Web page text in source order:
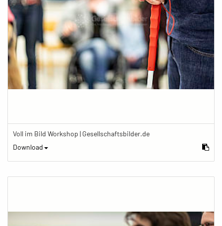
Voll im Bild Workshop | Gesellschaftsbilder.de
Download